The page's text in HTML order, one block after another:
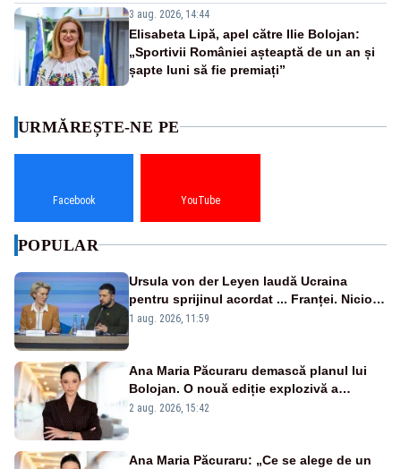
3 aug. 2026, 14:44
Elisabeta Lipă, apel către Ilie Bolojan:
„Sportivii României așteaptă de un an și
șapte luni să fie premiați”
URMĂREȘTE-NE PE
Facebook YouTube
POPULAR
Ursula von der Leyen laudă Ucraina
pentru sprijinul acordat ... Franței. Nicio
reacție privind ajutorul energetic promis
1 aug. 2026, 11:59
Ana Maria Păcuraru demască planul lui
Bolojan. O nouă ediție explozivă a
emisiunii „Miza Zilei” la Realitatea PLUS
2 aug. 2026, 15:42
Ana Maria Păcuraru: „Ce se alege de un